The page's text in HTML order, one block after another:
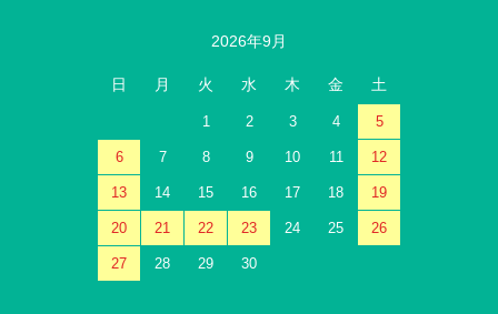
2026年9月
日 月 火 水 木 金 土
1 2 3 4 5
6 7 8 9 10 11 12
13 14 15 16 17 18 19
20 21 22 23 24 25 26
27 28 29 30